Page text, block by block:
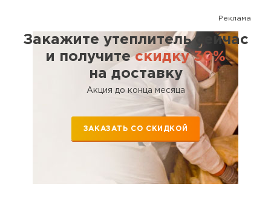
Реклама
Закажите утеплитель сейчас
и получитескидку 30%
на доставку
Акция до конца месяца
ЗАКАЗАТЬ СО СКИДКОЙ